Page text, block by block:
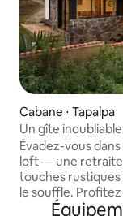
Cabane ⋅ Tapalpa
Un gîte
incroyable.
Évadez-vous
loft — une
touches rustiques
le souffle.
inoubliables, des